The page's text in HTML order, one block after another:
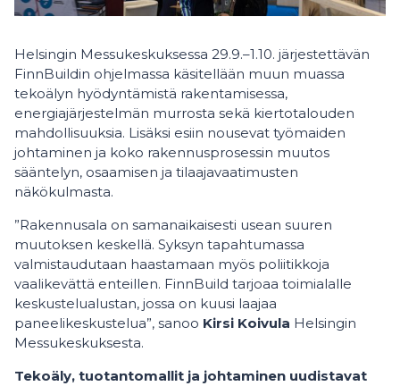
Helsingin Messukeskuksessa 29.9.–1.10. järjestettävän
FinnBuildin ohjelmassa käsitellään muun muassa
tekoälyn hyödyntämistä rakentamisessa,
energiajärjestelmän murrosta sekä kiertotalouden
mahdollisuuksia. Lisäksi esiin nousevat työmaiden
johtaminen ja koko rakennusprosessin muutos
sääntelyn, osaamisen ja tilaajavaatimusten
näkökulmasta.
”Rakennusala on samanaikaisesti usean suuren
muutoksen keskellä. Syksyn tapahtumassa
valmistaudutaan haastamaan myös poliitikkoja
vaalikevättä enteillen. FinnBuild tarjoaa toimialalle
keskustelualustan, jossa on kuusi laajaa
paneelikeskustelua”, sanoo Kirsi Koivula Helsingin
Messukeskuksesta.
Tekoäly, tuotantomallit ja johtaminen uudistavat